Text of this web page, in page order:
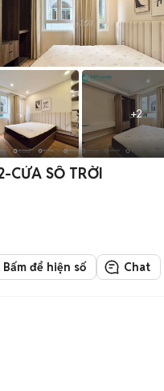
+2
CỬA SỔ TRỜI
để hiện số Chat